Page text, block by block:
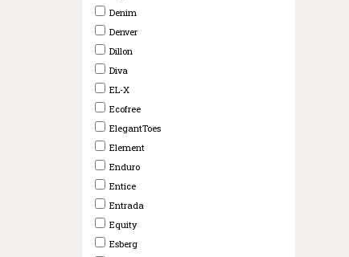
Denim
Denver
Dillon
Diva
EL-X
Ecofree
ElegantToes
Element
Enduro
Entice
Entrada
Equity
Esberg